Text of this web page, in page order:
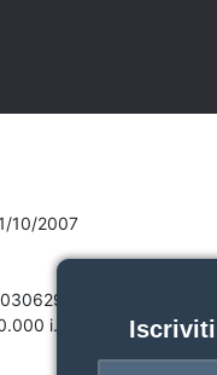
10/2007
i.v.